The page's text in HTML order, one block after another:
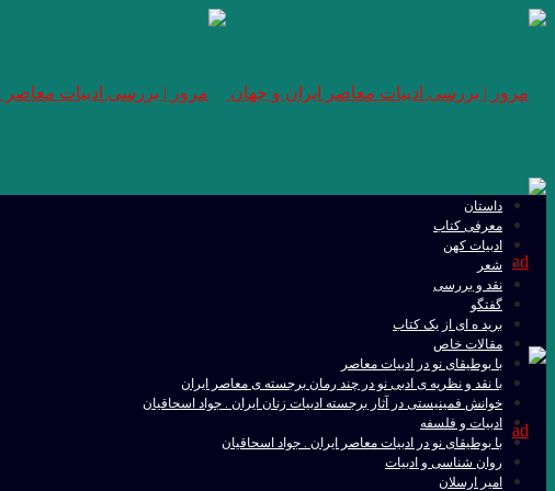
داستان
معرفی کتاب
ادبیات کهن
شعر
نقد و بررسی
گفتگو
برید ه ای از یک کتاب
مقالات خاص
با بوطیقای نو در ادبیات معاصر
با نقد و نظریه ی ادبی نو در چند رمان برجسته ی معاصر ایران
خوانش فمینیستی در آثار برجسته ادبیات زنان ایران . جواد اسحاقیان
ادبیات و فلسفه
با بوطیقای نو در ادبیات معاصر ایران . جواد اسحاقیان
روان شناسی و ادبیات
امیر ارسلان